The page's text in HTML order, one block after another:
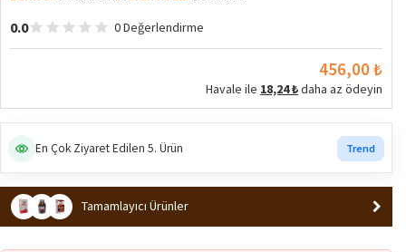
0.0 0 Değerlendirme
456,00 ₺
Havale ile 18,24 ₺daha az ödeyin
En Çok Ziyaret Edilen 5. Ürün Trend
Tamamlayıcı Ürünler